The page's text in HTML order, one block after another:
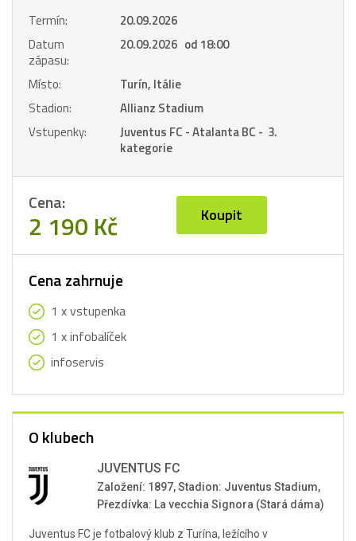
Termín:
20.09.2026
Datum
zápasu:
20.09.2026 od 18:00
Místo:
Turín, Itálie
Stadion:
Allianz Stadium
Vstupenky:
Juventus FC - Atalanta BC - 3.
kategorie
Cena:
2 190 Kč Koupit
Cena zahrnuje
1 x vstupenka
1 x infobalíček
infoservis
O klubech
JUVENTUS FC
Založení: 1897, Stadion: Juventus Stadium,
Přezdívka: La vecchia Signora (Stará dáma)
Juventus FC je fotbalový klub z Turína, ležícího v